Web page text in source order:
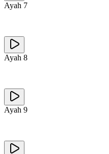
Ayah 7
Ayah 8
Ayah 9